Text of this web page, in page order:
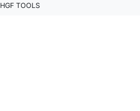
HGF TOOLS